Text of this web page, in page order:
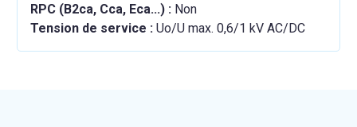
RPC (B2ca, Cca, Eca...) : Non
Tension de service : Uo/U max. 0,6/1 kV AC/DC